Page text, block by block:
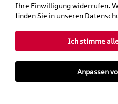
Dachboxen!
Ihre Einwilligung widerrufen.
finden Sie in unseren
Ich stimme
Anpassen